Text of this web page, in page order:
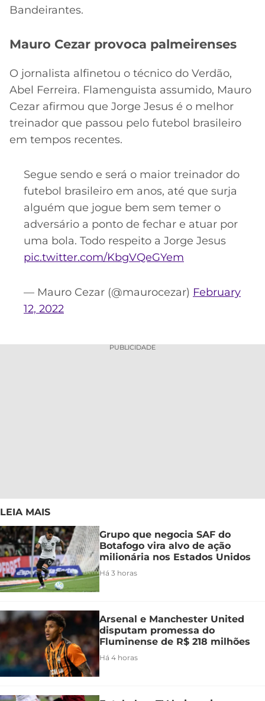
Bandeirantes.
Mauro Cezar provoca palmeirenses
O jornalista alfinetou o técnico do Verdão,
Abel Ferreira. Flamenguista assumido, Mauro
Cezar afirmou que Jorge Jesus é o melhor
treinador que passou pelo futebol brasileiro
em tempos recentes.
Segue sendo e será o maior treinador do
futebol brasileiro em anos, até que surja
alguém que jogue bem sem temer o
adversário a ponto de fechar e atuar por
uma bola. Todo respeito a Jorge Jesus
pic.twitter.com/KbgVQeGYem
— Mauro Cezar (@maurocezar) February
12, 2022
PUBLICIDADE
LEIA MAIS
Grupo que negocia SAF do
Botafogo vira alvo de ação
milionária nos Estados Unidos
Há 3 horas
Arsenal e Manchester United
disputam promessa do
Fluminense de R$ 218 milhões
Há 4 horas